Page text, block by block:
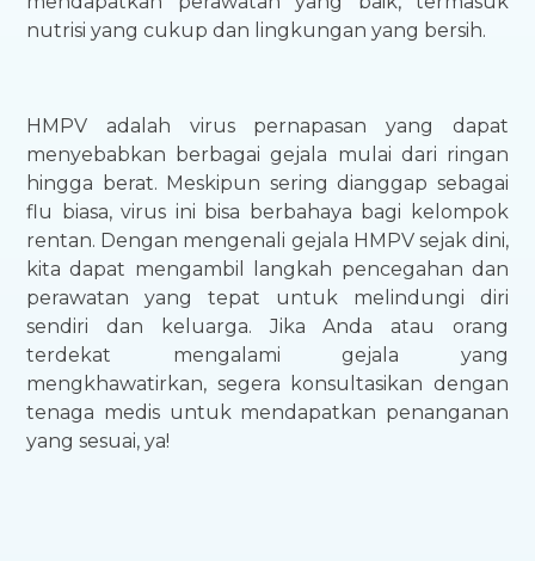
nutrisi yang cukup dan lingkungan yang bersih.
HMPV adalah virus pernapasan yang dapat
menyebabkan berbagai gejala mulai dari ringan
hingga berat. Meskipun sering dianggap sebagai
flu biasa, virus ini bisa berbahaya bagi kelompok
rentan. Dengan mengenali gejala HMPV sejak dini,
kita dapat mengambil langkah pencegahan dan
perawatan yang tepat untuk melindungi diri
sendiri dan keluarga. Jika Anda atau orang
terdekat mengalami gejala yang
mengkhawatirkan, segera konsultasikan dengan
tenaga medis untuk mendapatkan penanganan
yang sesuai, ya!